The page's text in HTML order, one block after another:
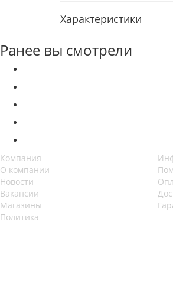
Характеристики
Ранее вы смотрели
Компания
О компании
Новости
Вакансии
Магазины
Политика